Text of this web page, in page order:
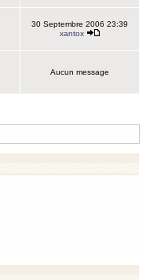
30 Septembre 2006 23:39
xantox
Aucun message